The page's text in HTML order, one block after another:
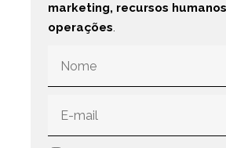
marketing, recursos
operações.